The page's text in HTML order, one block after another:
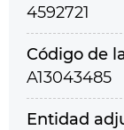
4592721
Código de
A13043485
Entidad